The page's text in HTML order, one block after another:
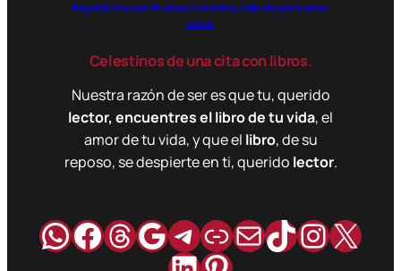
Paga libritos con Puntos Colombia, dale clic para saber
cómo.
Celestinos de una cita con libros.
Nuestra razón de ser es que tu, querido
lector, encuentres el libro de tu vida, el
amor de tu vida, y que el libro, de su
reposo, se despierte en ti, querido lector.
WhatsApp
Facebook
Hilos
Google
Telegram
Enlace
Correo
TikTok
X